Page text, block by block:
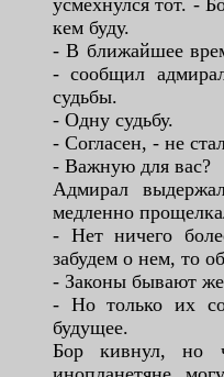
кем буду.
- В ближайшее
- сообщил
судьбы.
- Одну судьбу.
- Согласен, - не
- Важную для вас?
Адмирал
медленно
- Нет ничего
забудем о нем, то
- Законы бывают
- Но только их
будущее.
Бор кивнул, но